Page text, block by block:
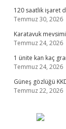
120 saatlik işaret
Temmuz 30, 2026
Karatavuk
Temmuz 24, 2026
1 ünite kan kaç
Temmuz 24, 2026
Güneş gözlüğü
Temmuz 22, 2026